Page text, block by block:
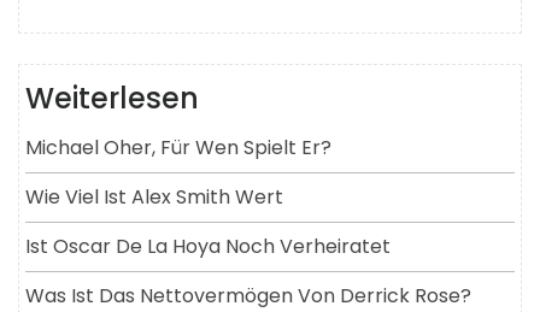
Weiterlesen
Michael Oher, Für Wen Spielt Er?
Wie Viel Ist Alex Smith Wert
Ist Oscar De La Hoya Noch Verheiratet
Was Ist Das Nettovermögen Von Derrick Rose?